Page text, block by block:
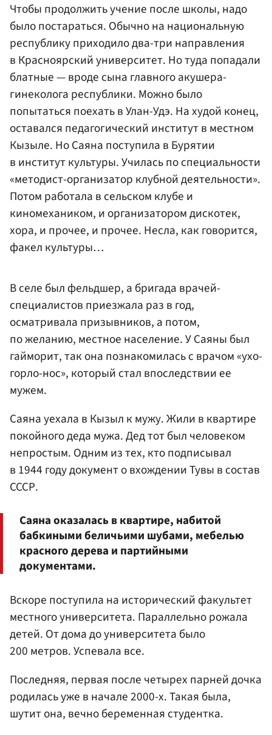
Чтобы продолжить учение после школы, надо
было постараться. Обычно на национальную
республику приходило два-три направления
в Красноярский университет. Но туда попадали
блатные — вроде сына главного акушера-
гинеколога республики. Можно было
попытаться поехать в Улан-Удэ. На худой конец,
оставался педагогический институт в местном
Кызыле. Но Саяна поступила в Бурятии
в институт культуры. Училась по специальности
«методист-организатор клубной деятельности».
Потом работала в сельском клубе и
киномехаником, и организатором дискотек,
хора, и прочее, и прочее. Несла, как говорится,
факел культуры…
В селе был фельдшер, а бригада врачей-
специалистов приезжала раз в год,
осматривала призывников, а потом,
по желанию, местное население. У Саяны был
гайморит, так она познакомилась с врачом «ухо-
горло-нос», который стал впоследствии ее
мужем.
Саяна уехала в Кызыл к мужу. Жили в квартире
покойного деда мужа. Дед тот был человеком
непростым. Одним из тех, кто подписывал
в 1944 году документ о вхождении Тувы в состав
СССР.
Саяна оказалась в квартире, набитой
бабкиными беличьими шубами, мебелью
красного дерева и партийными
документами.
Вскоре поступила на исторический факультет
местного университета. Параллельно рожала
детей. От дома до университета было
200 метров. Успевала все.
Последняя, первая после четырех парней дочка
родилась уже в начале 2000-х. Такая была,
шутит она, вечно беременная студентка.